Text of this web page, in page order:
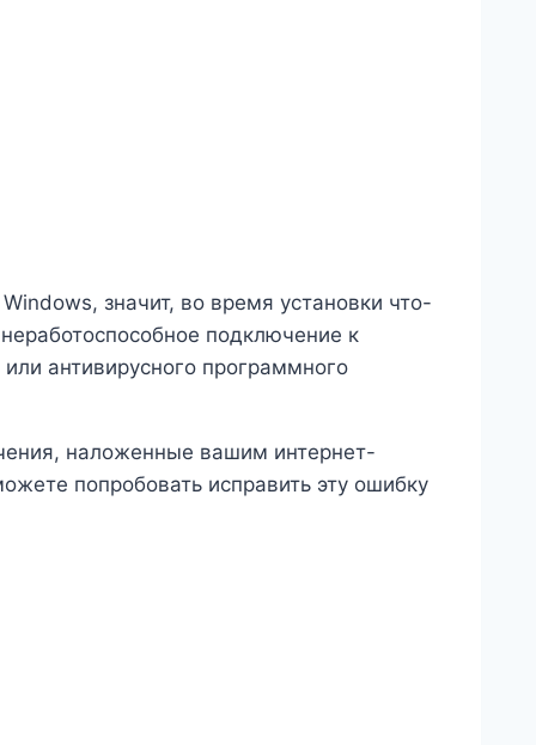
значит, во время установки что-
подключение к
антивирусного программного
наложенные вашим интернет-
попробовать исправить эту ошибку